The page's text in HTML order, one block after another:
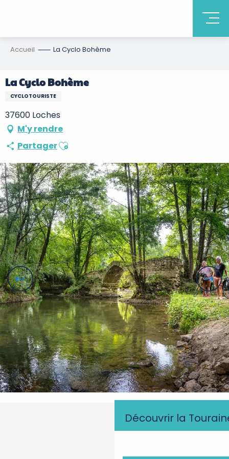
Découvrir la
Accueil La Cyclo Bohème
La Cyclo Bohème
CYCLOTOURISTE
37600 Loches
M'y rendre
PartagerAjouter aux favoris